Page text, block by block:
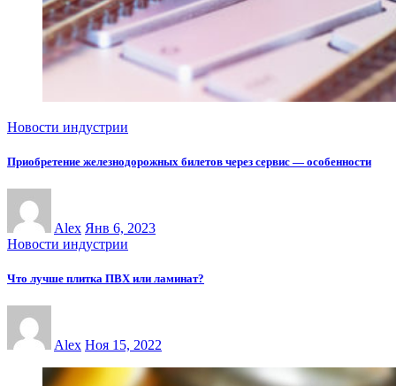
Новости индустрии
Приобретение железнодорожных билетов через сервис — особенности
Alex Янв 6, 2023
Новости индустрии
Что лучше плитка ПВХ или ламинат?
Alex Ноя 15, 2022